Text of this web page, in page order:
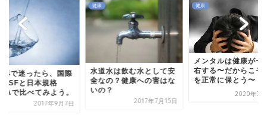
器で迷ったら、国際
NSFと日本規格
で比べてみよう。
2017年9月7日
健康
水道水は飲む水として安
全なの？健康への害はな
いの？
2017年7月15日
健康
メンタルは健康が一
右する〜だからこそ
を正常に保とう〜
2020年3